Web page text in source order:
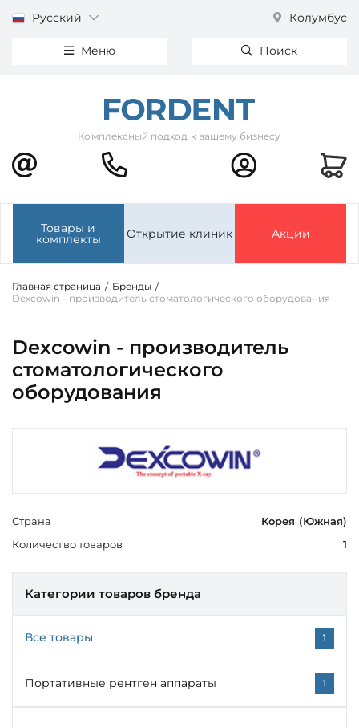
Русский Колумбус
Меню Поиск
Комплексный подход к вашему бизнесу
Товары и
комплекты Открытие клиник Акции
Главная страница / Бренды /
Dexcowin - производитель стоматологического оборудования
Dexcowin - производитель
стоматологического
оборудования
Страна
Корея (Южная)
Количество товаров
1
Категории товаров бренда
Все товары 1
Портативные рентген аппараты 1